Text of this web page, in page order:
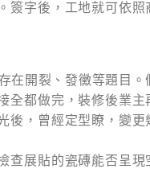
簽字後，工地就可依照
在開裂、發黴等題目。
全都做完，裝修後業主
後，曾經定型瞭，變更
查展貼的瓷磚能否呈現